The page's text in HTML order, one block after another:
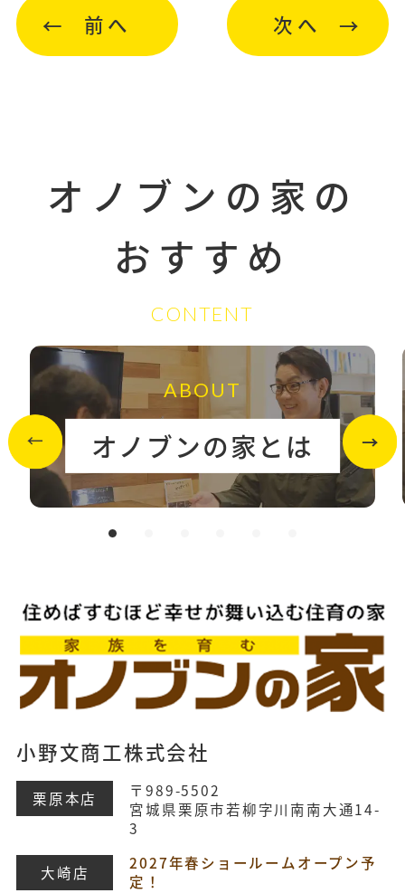
前へ 次へ
オノブンの家の
おすすめ
CONTENT
ABOUT
オノブンの家とは
小野文商工株式会社
栗原本店
〒989-5502
宮城県栗原市若柳字川南南大通14-
3
大崎店
2027年春ショールームオープン予
定！